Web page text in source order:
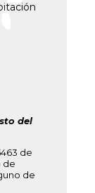
del
de
de
de